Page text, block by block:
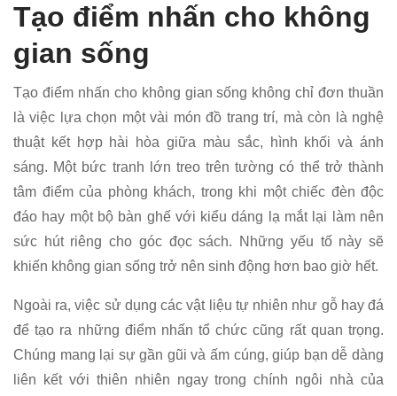
Tạo điểm nhấn cho không
gian sống
Tạo điểm nhấn cho không gian sống không chỉ đơn thuần
là việc lựa chọn một vài món đồ trang trí, mà còn là nghệ
thuật kết hợp hài hòa giữa màu sắc, hình khối và ánh
sáng. Một bức tranh lớn treo trên tường có thể trở thành
tâm điểm của phòng khách, trong khi một chiếc đèn độc
đáo hay một bộ bàn ghế với kiểu dáng lạ mắt lại làm nên
sức hút riêng cho góc đọc sách. Những yếu tố này sẽ
khiến không gian sống trở nên sinh động hơn bao giờ hết.
Ngoài ra, việc sử dụng các vật liệu tự nhiên như gỗ hay đá
để tạo ra những điểm nhấn tổ chức cũng rất quan trọng.
Chúng mang lại sự gần gũi và ấm cúng, giúp bạn dễ dàng
liên kết với thiên nhiên ngay trong chính ngôi nhà của